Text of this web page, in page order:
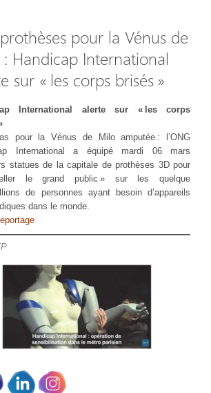
pour la Vénus de
Handicap International
sur « les corps brisés »
International alerte sur « les corps
pour la Vénus de Milo amputée : l’ONG
International a équipé mardi 06 mars
statues de la capitale de prothèses 3D pour
le grand public » sur les quelque
de personnes ayant besoin d’appareils
dans le monde.